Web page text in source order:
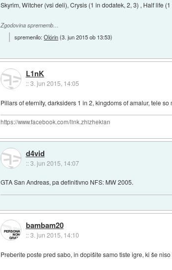
Skyrim, Witcher (vsi deli), Crysis (1 in dodatek, 2, 3) , Half life
Zgodovina sprememb…
spremenilo:Olórin(3. jun 2015 ob 13:53)
L1nK
::3. jun 2015, 14:05
Pillars of eternity, darksiders 1 in 2, kingdoms of amalur, tele
https://www.facebook.com/link.zhizhekian
d4vid
::3. jun 2015, 14:07
GTA San Andreas, pa definitivno NFS: MW 2005.
bambam20
::3. jun 2015, 14:10
Preberite poste pred sabo, in dopišite samo tiste igre, ki še